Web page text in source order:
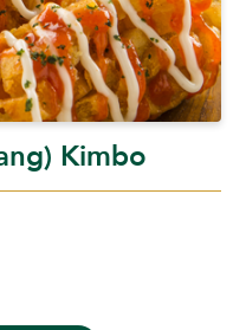
Kimbo